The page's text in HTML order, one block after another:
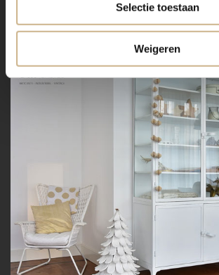
Selectie toestaan
Weigeren